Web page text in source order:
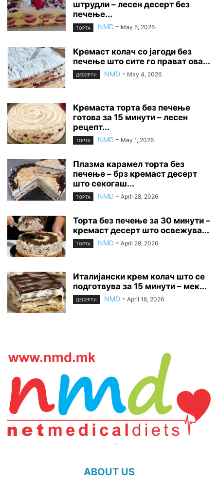
штрудли – лесен десерт без
печење...
ТОРТА NMD - May 5, 2026
Кремаст колач со јагоди без
печење што сите го прават ова...
ДЕСЕРТИ NMD - May 4, 2026
Кремаста торта без печење
готова за 15 минути – лесен
рецепт...
ТОРТА NMD - May 1, 2026
Плазма карамел торта без
печење – брз кремаст десерт
што секогаш...
ТОРТА NMD - April 28, 2026
Торта без печење за 30 минути –
кремаст десерт што освежува...
ТОРТА NMD - April 28, 2026
Италијански крем колач што се
подготвува за 15 минути – мек...
ДЕСЕРТИ NMD - April 18, 2026
ABOUT US